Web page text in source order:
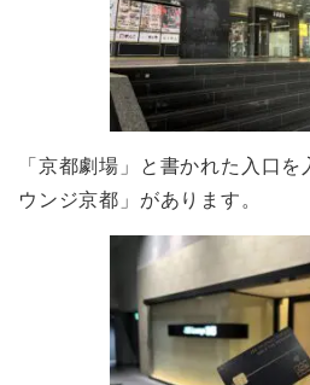
「京都劇場」と書かれた入口
ウンジ京都」があります。